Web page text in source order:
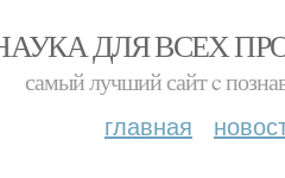
ДЛЯ ВСЕХ
самый лучший сайт c
главная